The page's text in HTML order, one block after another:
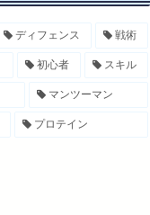
ディフェンス 戦術
初心者 スキル
マンツーマン
プロテイン